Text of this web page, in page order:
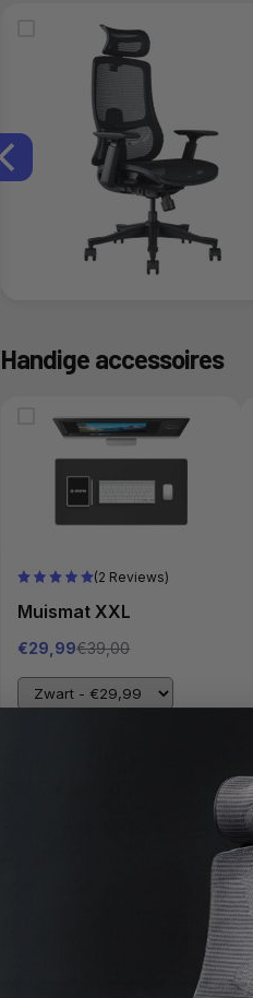
Handige accessoires
(2 Reviews)
Muismat XXL
€29,99€39,00
Stel jouw ideale zit-sta bureau
Een elektrische zit-sta bureau
stijl voor jouw werkplek. Met een
dit bureau ideaal voor zowel
hoogteverstelling kun je
je een gezonde werkhouding
tafelbladoppervlakte biedt